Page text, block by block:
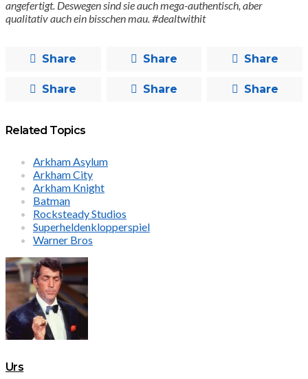
angefertigt. Deswegen sind sie auch mega-authentisch, aber
qualitativ auch ein bisschen mau. #dealtwithit
Share Share Share
Share Share Share
Related Topics
Arkham Asylum
Arkham City
Arkham Knight
Batman
Rocksteady Studios
Superheldenklopperspiel
Warner Bros
Urs